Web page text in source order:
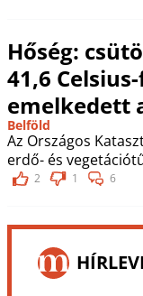
Hőség:
41,6
emelkedett
Belföld
Az Országos
erdő- és
2 1 6